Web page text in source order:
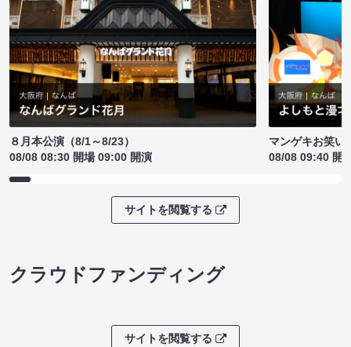
８月本公演（8/1～8/23）
08/08 08:30 開場 09:00 開演
マンゲキお笑い
08/08 09:40 開
サイトを閲覧する
クラウドファンディング
サイトを閲覧する